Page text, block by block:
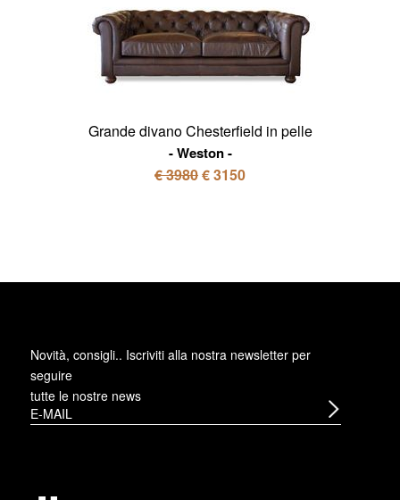
Grande divano Chesterfield in pelle
Weston
€ 3980€ 3150
Novità, consigli.. Iscriviti alla nostra newsletter per
seguire
tutte le nostre news